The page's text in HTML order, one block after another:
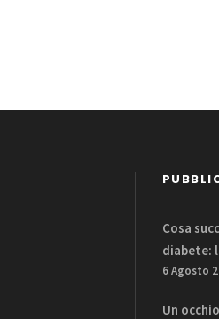
Cosa
diabete:
6 Agosto
Un